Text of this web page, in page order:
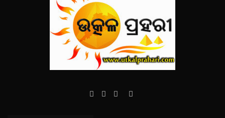
Facebook
TwitterYouTube
Instagram